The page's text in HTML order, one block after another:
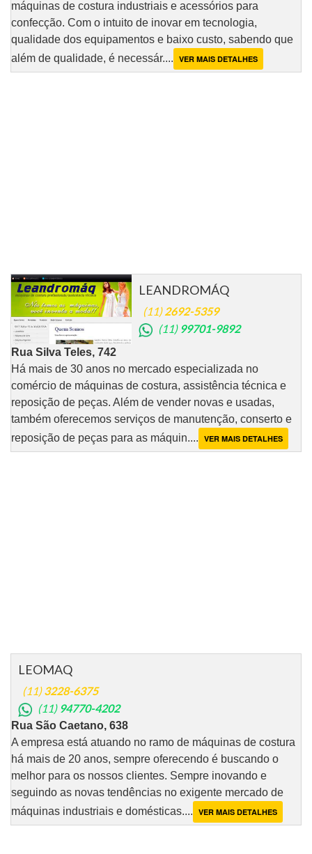
máquinas de costura industriais e acessórios para
confecção. Com o intuito de inovar em tecnologia,
qualidade dos equipamentos e baixo custo, sabendo que
além de qualidade, é necessár.... VER MAIS DETALHES
LEANDROMÁQ
(11)2692-5359
(11) 99701-9892
Rua Silva Teles, 742
Há mais de 30 anos no mercado especializada no
comércio de máquinas de costura, assistência técnica e
reposição de peças. Além de vender novas e usadas,
também oferecemos serviços de manutenção, conserto e
reposição de peças para as máquin.... VER MAIS DETALHES
LEOMAQ
(11)3228-6375
(11) 94770-4202
Rua São Caetano, 638
A empresa está atuando no ramo de máquinas de costura
há mais de 20 anos, sempre oferecendo é buscando o
melhor para os nossos clientes. Sempre inovando e
seguindo as novas tendências no exigente mercado de
máquinas industriais e domésticas.... VER MAIS DETALHES